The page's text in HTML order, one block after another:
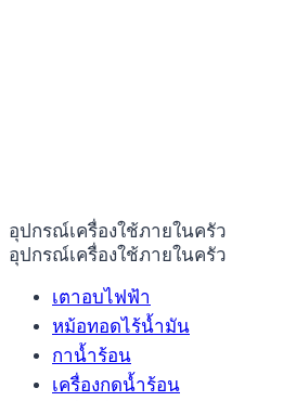
อุปกรณ์เครื่องใช้ภายในครัว
อุปกรณ์เครื่องใช้ภายในครัว
เตาอบไฟฟ้า
หม้อทอดไร้น้ำมัน
กาน้ำร้อน
เครื่องกดน้ำร้อน